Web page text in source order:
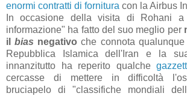
enormi contratti di fornitura con la Airbus
In occasione della visita di Rohani
informazione" ha fatto del suo meglio per
ilbias negativoche connota
Repubblica Islamica dell'Iran e la
innanzitutto ha reperito qualche
cercasse di mettere in difficoltà
bruciapelo di "classifiche mondiali